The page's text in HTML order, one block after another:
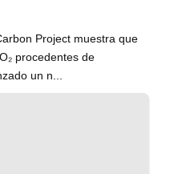
Project muestra que
procedentes de
un n...